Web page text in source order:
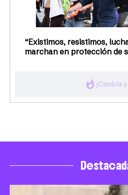
whatshot ¡Cambia
“Existimos, resistimos,
marchan en protección de